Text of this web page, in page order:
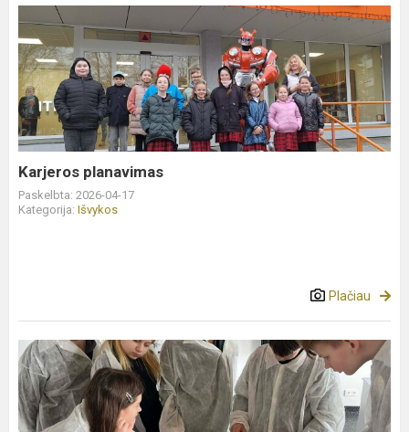
Karjeros
planavimas
Karjeros planavimas
Paskelbta: 2026-04-17
Kategorija: Išvykos
Plačiau
STEAM
veikla